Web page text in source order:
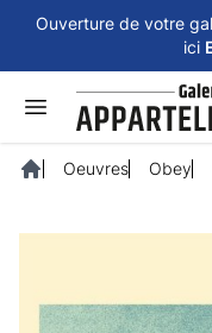
Ouverture de votre
ici
Oeuvres Obey
Panneau de gestion